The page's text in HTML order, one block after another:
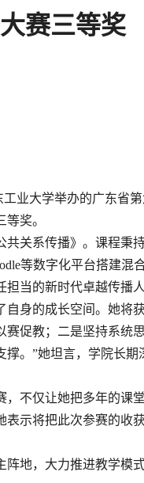
赛三等奖
工业大学举办的广东省
奖。
共关系传播》。课程秉
等数字化平台搭建
当的新时代卓越传播人
身的成长空间。她将
促教；二是坚持系统
。”她坦言，学院长
不仅让她把多年的课
示将把此次参赛的收
地，大力推进教学模